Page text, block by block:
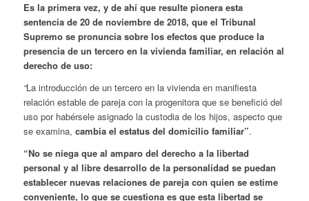
Es la primera vez, y de ahí que resulte pionera esta
sentencia de 20 de noviembre de 2018, que el Tribunal
Supremo se pronuncia sobre los efectos que produce la
presencia de un tercero en la vivienda familiar, en relación al
derecho de uso:
“La introducción de un tercero en la vivienda en manifiesta
relación estable de pareja con la progenitora que se benefició del
uso por habérsele asignado la custodia de los hijos, aspecto que
se examina, cambia el estatus del domicilio familiar”.
“No se niega que al amparo del derecho a la libertad
personal y al libre desarrollo de la personalidad se puedan
establecer nuevas relaciones de pareja con quien se estime
conveniente, lo que se cuestiona es que esta libertad se